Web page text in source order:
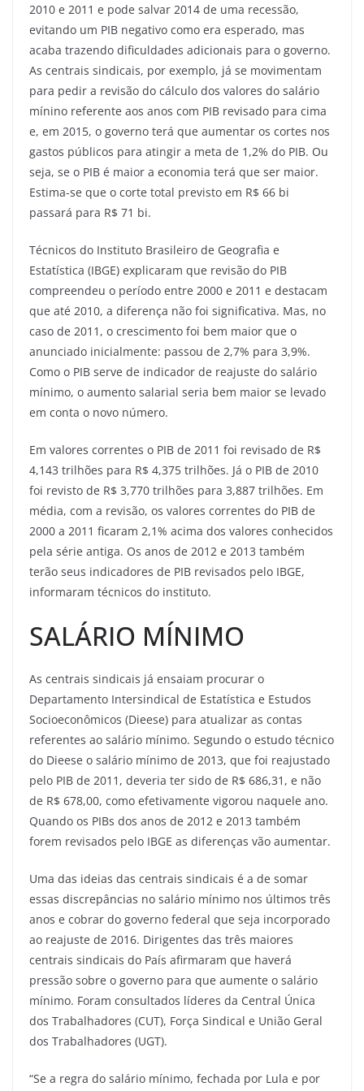
2010 e 2011 e pode salvar 2014 de uma recessão,
evitando um PIB negativo como era esperado, mas
acaba trazendo dificuldades adicionais para o governo.
As centrais sindicais, por exemplo, já se movimentam
para pedir a revisão do cálculo dos valores do salário
mínino referente aos anos com PIB revisado para cima
e, em 2015, o governo terá que aumentar os cortes nos
gastos públicos para atingir a meta de 1,2% do PIB. Ou
seja, se o PIB é maior a economia terá que ser maior.
Estima-se que o corte total previsto em R$ 66 bi
passará para R$ 71 bi.
Técnicos do Instituto Brasileiro de Geografia e
Estatística (IBGE) explicaram que revisão do PIB
compreendeu o período entre 2000 e 2011 e destacam
que até 2010, a diferença não foi significativa. Mas, no
caso de 2011, o crescimento foi bem maior que o
anunciado inicialmente: passou de 2,7% para 3,9%.
Como o PIB serve de indicador de reajuste do salário
mínimo, o aumento salarial seria bem maior se levado
em conta o novo número.
Em valores correntes o PIB de 2011 foi revisado de R$
4,143 trilhões para R$ 4,375 trilhões. Já o PIB de 2010
foi revisto de R$ 3,770 trilhões para 3,887 trilhões. Em
média, com a revisão, os valores correntes do PIB de
2000 a 2011 ficaram 2,1% acima dos valores conhecidos
pela série antiga. Os anos de 2012 e 2013 também
terão seus indicadores de PIB revisados pelo IBGE,
informaram técnicos do instituto.
SALÁRIO MÍNIMO
As centrais sindicais já ensaiam procurar o
Departamento Intersindical de Estatística e Estudos
Socioeconômicos (Dieese) para atualizar as contas
referentes ao salário mínimo. Segundo o estudo técnico
do Dieese o salário mínimo de 2013, que foi reajustado
pelo PIB de 2011, deveria ter sido de R$ 686,31, e não
de R$ 678,00, como efetivamente vigorou naquele ano.
Quando os PIBs dos anos de 2012 e 2013 também
forem revisados pelo IBGE as diferenças vão aumentar.
Uma das ideias das centrais sindicais é a de somar
essas discrepâncias no salário mínimo nos últimos três
anos e cobrar do governo federal que seja incorporado
ao reajuste de 2016. Dirigentes das três maiores
centrais sindicais do País afirmaram que haverá
pressão sobre o governo para que aumente o salário
mínimo. Foram consultados líderes da Central Única
dos Trabalhadores (CUT), Força Sindical e União Geral
dos Trabalhadores (UGT).
“Se a regra do salário mínimo, fechada por Lula e por